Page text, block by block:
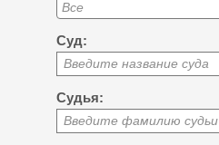
Суд:
Введите название суда
Судья:
Введите фамилию судьи